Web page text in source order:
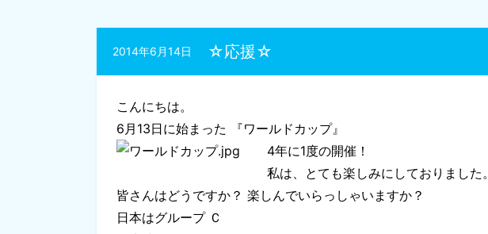
☆応援☆
2014年6月14日
こんにちは。
6月13日に始まった 『ワールドカップ』
4年に1度の開催！
私は、とても楽しみにしておりました。
皆さんはどうですか？ 楽しんでいらっしゃいますか？
日本はグループ Ｃ